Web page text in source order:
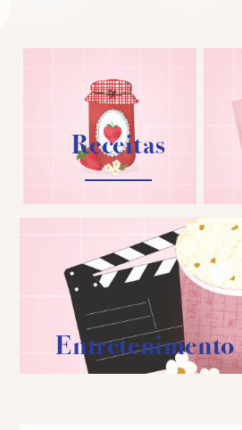
Receitas
Entretenimento